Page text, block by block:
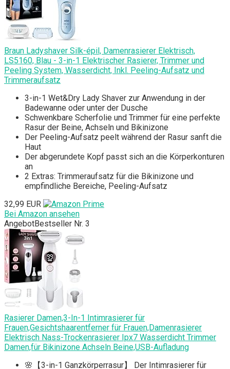
Braun Ladyshaver Silk-épil, Damenrasierer Elektrisch,
LS5160, Blau - 3-in-1 Elektrischer Rasierer, Trimmer und
Peeling System, Wasserdicht, Inkl. Peeling-Aufsatz und
Trimmeraufsatz
3-in-1 Wet&Dry Lady Shaver zur Anwendung in der
Badewanne oder unter der Dusche
Schwenkbare Scherfolie und Trimmer für eine perfekte
Rasur der Beine, Achseln und Bikinizone
Der Peeling-Aufsatz peelt während der Rasur sanft die
Haut
Der abgerundete Kopf passt sich an die Körperkonturen
an
2 Extras: Trimmeraufsatz für die Bikinizone und
empfindliche Bereiche, Peeling-Aufsatz
32,99 EUR
Bei Amazon ansehen
AngebotBestseller Nr. 3
Rasierer Damen,3-In-1 Intimrasierer für
Frauen,Gesichtshaarentferner für Frauen,Damenrasierer
Elektrisch Nass-Trockenrasierer Ipx7 Wasserdicht Trimmer
Damen,für Bikinizone Achseln Beine,USB-Aufladung
🌸【3-in-1 Ganzkörperrasur】 Der Intimrasierer für